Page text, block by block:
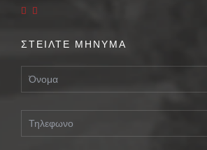
ΣΤΕΙΛΤΕ ΜΗΝΥΜΑ